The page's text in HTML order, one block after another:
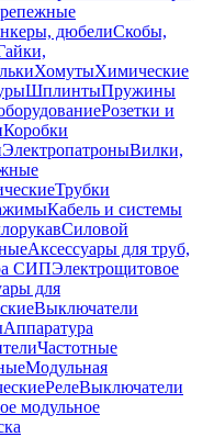
дюбелиСкобы,
ХомутыХимические
ШплинтыПружины
Розетки и
Коробки
ЭлектропатроныВилки,
Трубки
Кабель и системы
Силовой
Аксессуары для труб,
СИПЭлектрощитовое
для
Выключатели
Аппаратура
Частотные
Модульная
РелеВыключатели
модульное